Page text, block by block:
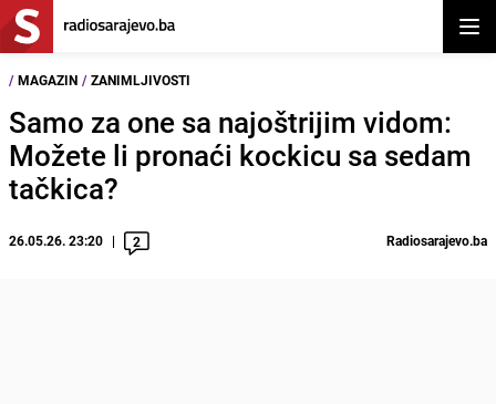
/ MAGAZIN / ZANIMLJIVOSTI
Samo za one sa najoštrijim vidom:
Možete li pronaći kockicu sa sedam
tačkica?
26.05.26. 23:20 2 Radiosarajevo.ba